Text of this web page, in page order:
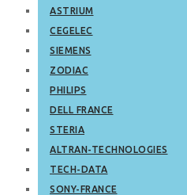
ASTRIUM
CEGELEC
SIEMENS
ZODIAC
PHILIPS
DELL FRANCE
STERIA
ALTRAN-TECHNOLOGIES
TECH-DATA
SONY-FRANCE